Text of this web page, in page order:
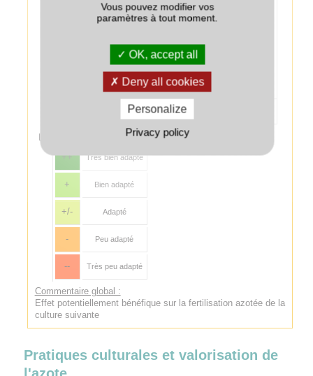
espèces de
couvert, éviter les
tardives (proches
limiter les effets
dépressifs sur le
chanvre.
Colza associé au couvert
--
Légende :
++
Très bien adapté
+ Bien adapté
+/- Adapté
- Peu adapté
-- Très peu adapté
Commentaire global :
Effet potentiellement bénéfique sur la fertilisation azotée de la
culture suivante
Pratiques culturales et valorisation de
Vous pouvez modifier vos
paramètres à tout moment.
OK, accept all
Deny all cookies
Personalize
Privacy policy